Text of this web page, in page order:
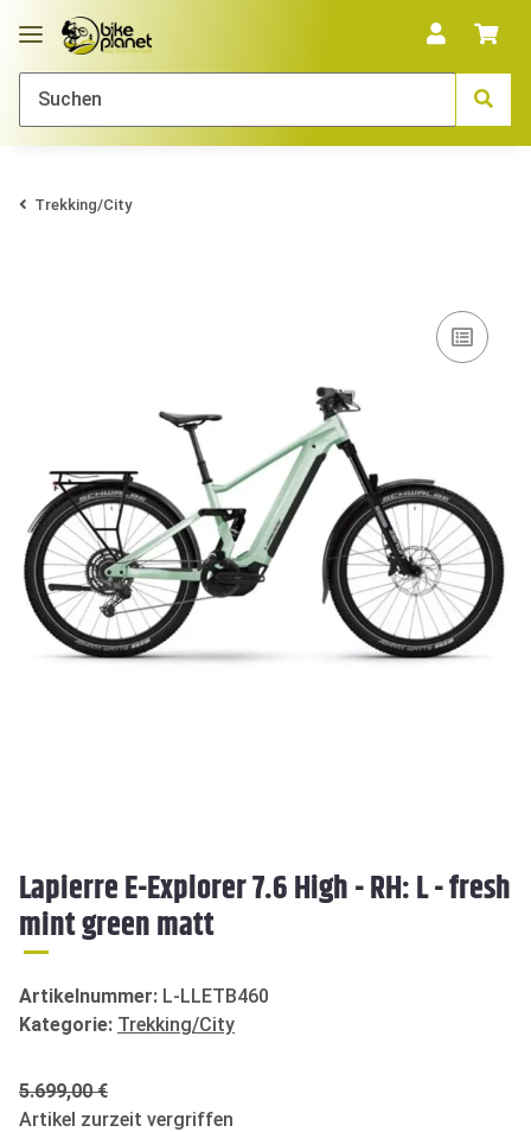
Trekking/City
Lapierre E-Explorer 7.6 High - RH: L - fresh
mint green matt
Artikelnummer: L-LLETB460
Kategorie: Trekking/City
5.699,00 €
Artikel zurzeit vergriffen